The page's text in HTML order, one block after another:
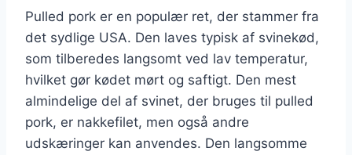
Pulled pork er en populær ret, der stammer fra
det sydlige USA. Den laves typisk af svinekød,
som tilberedes langsomt ved lav temperatur,
hvilket gør kødet mørt og saftigt. Den mest
almindelige del af svinet, der bruges til pulled
pork, er nakkefilet, men også andre
udskæringer kan anvendes. Den langsomme